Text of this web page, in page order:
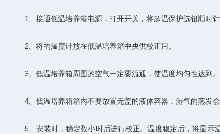
1、接通低温培养箱电源，打开开关，将超温保护选钮顺时
2、将的温度计放在低温培养箱中央供校正用。
3、低温培养箱周围的空气一定要流通，使温度均匀性达到。
4、低温培养箱箱内不要放置无盖的液体容器，湿气的蒸发
5、安装时，稳定数小时后进行校正。温度稳定后，将显示